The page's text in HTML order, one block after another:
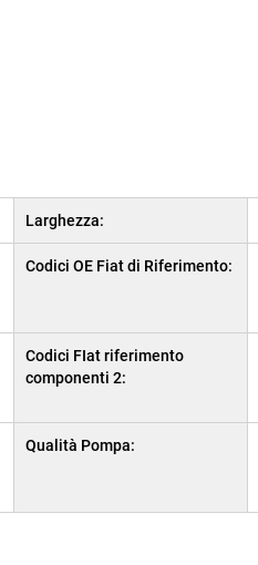
Larghezza:
Codici OE Fiat di Riferimento:
Codici FIat riferimento
componenti 2:
Qualità Pompa: